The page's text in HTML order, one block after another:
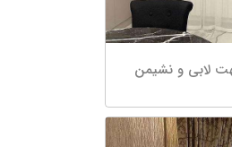
لابى و نشیمن